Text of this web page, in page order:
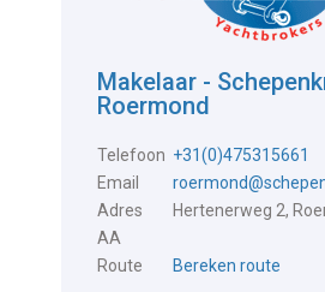
Makelaar -
Roermond
Telefoon +31(0)475315661
Email
Adres
Hertenerweg 2,
AA
Route
Bereken route